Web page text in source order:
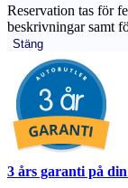
Reservation tas för
beskrivningar samt
Stäng
3 års garanti på